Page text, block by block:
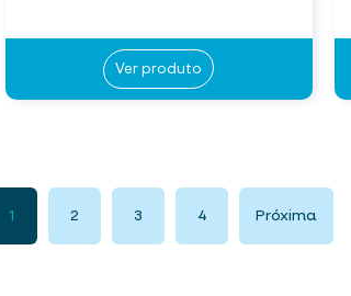
Ver produto
1 2 3 4 Próxima